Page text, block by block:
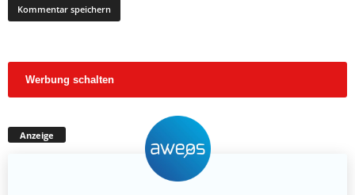
Werbung schalten
Anzeige